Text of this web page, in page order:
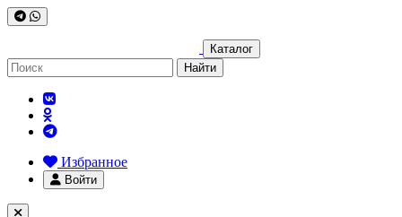
Каталог
Найти
Избранное
Войти